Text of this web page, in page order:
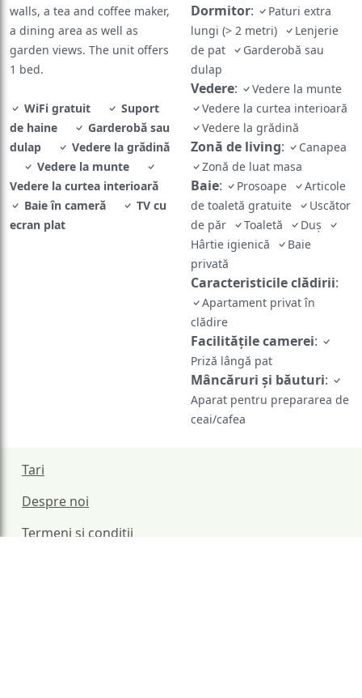
walls, a tea and coffee maker,
a dining area as well as
garden views. The unit offers
1 bed.
WiFi gratuit
Suport
de haine
Garderobă sau
dulap
Vedere la grădină
Vedere la munte
Vedere la curtea interioară
Baie în cameră
TV cu
ecran plat
Dormitor:
Paturi extra
lungi (> 2 metri)
Lenjerie
de pat
Garderobă sau
dulap
Vedere:
Vedere la munte
Vedere la curtea interioară
Vedere la grădină
Zonă de living:
Canapea
Zonă de luat masa
Baie: Prosoape
Articole
de toaletă gratuite
Uscător
de păr
Toaletă
Duş
Hârtie igienică
Baie
privată
Caracteristicile clădirii:
Apartament privat în
clădire
Facilităţile camerei:
Priză lângă pat
Mâncăruri și băuturi:
Aparat pentru prepararea de
ceai/cafea
Tari
Despre noi
Termeni si conditii